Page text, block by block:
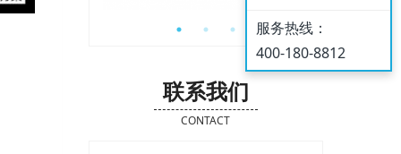
联系我们
CONTACT
服务热线：
400-180-8812